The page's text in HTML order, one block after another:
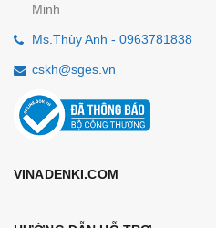
Minh
Ms.Thùy Anh - 0963781838
cskh@sges.vn
VINADENKI.COM